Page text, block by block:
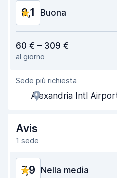
Condizioni dell'auto
8,1 Buona
Facile da trovare
Gentilezza degli agenti
Rapidità del ritiro
Rapidità della riconsegna
Condizioni dell'auto
60 € – 309 €
al giorno
Sede più richiesta
Alexandria Intl
Avis
1 sede
7,9 Nella media